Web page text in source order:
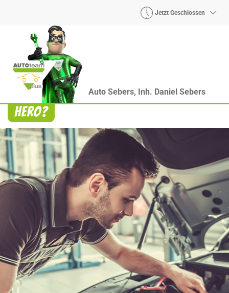
Jetzt Geschlossen
Auto Sebers, Inh. Daniel Sebers
Heroes? Findet man bei uns!
Wie auch wir bringen Handmaker Herby, Rollin‘
Robby und Engineering Esy mit ihrer Superpower
jeden Wagen wieder auf die Bahn.
hier